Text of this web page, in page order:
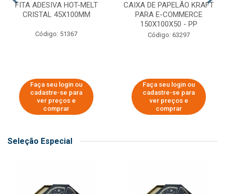
FITA ADESIVA HOT-MELT
CRISTAL 45X100MM
Código: 51367
Faça seu login ou
cadastre-se para
ver preços e
comprar
CAIXA DE PAPELÃO KRAFT
PARA E-COMMERCE
150X100X50 - PP
Código: 63297
Faça seu login ou
cadastre-se para
ver preços e
comprar
Seleção Especial